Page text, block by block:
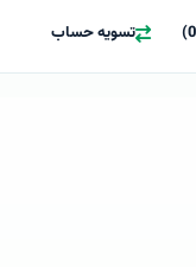
تسویه حساب